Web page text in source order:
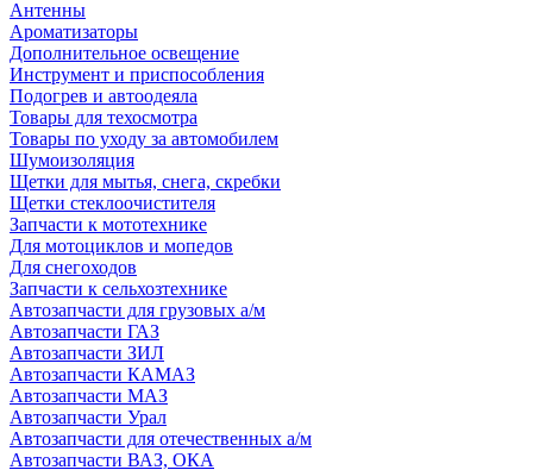
Антенны
Ароматизаторы
Дополнительное освещение
Инструмент и приспособления
Подогрев и автоодеяла
Товары для техосмотра
Товары по уходу за автомобилем
Шумоизоляция
Щетки для мытья, снега, скребки
Щетки стеклоочистителя
Запчасти к мототехнике
Для мотоциклов и мопедов
Для снегоходов
Запчасти к сельхозтехнике
Автозапчасти для грузовых а/м
Автозапчасти ГАЗ
Автозапчасти ЗИЛ
Автозапчасти КАМАЗ
Автозапчасти МАЗ
Автозапчасти Урал
Автозапчасти для отечественных а/м
Автозапчасти ВАЗ, ОКА